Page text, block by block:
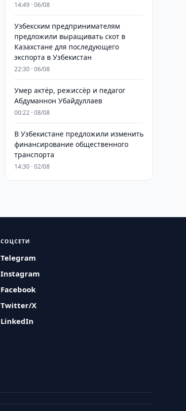
14:49 · 06/08
Узбекским предпринимателям
предложили выращивать скот в
Казахстане для последующего
экспорта в Узбекистан
22:30 · 06/08
Умер актёр, режиссёр и педагог
Абдуманнон Убайдуллаев
00:22 · 08/08
В Узбекистане предложили изменить
финансирование общественного
транспорта
14:30 · 02/08
СОЦСЕТИ
Telegram
Instagram
Facebook
Twitter/X
LinkedIn